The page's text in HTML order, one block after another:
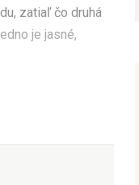
zatiaľ čo druhá
je jasné,